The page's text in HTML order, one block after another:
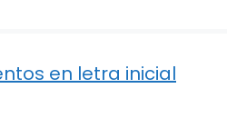
en letra inicial